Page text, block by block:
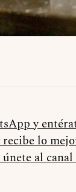
y
lo
únete al